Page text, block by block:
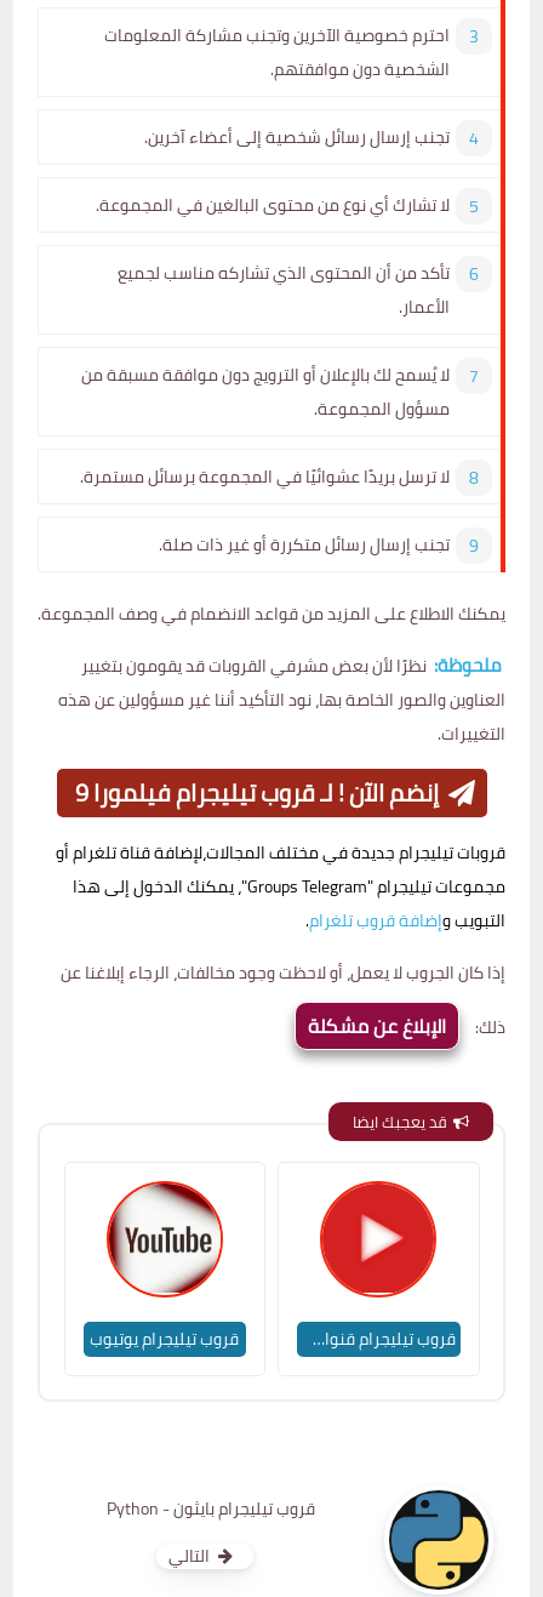
احترم خصوصية الآخرين وتجنب مشاركة المعلومات
الشخصية دون موافقتهم.
تجنب إرسال رسائل شخصية إلى أعضاء آخرين.
لا تشارك أي نوع من محتوى البالغين في المجموعة.
تأكد من أن المحتوى الذي تشاركه مناسب لجميع
الأعمار.
لا يُسمح لك بالإعلان أو الترويج دون موافقة مسبقة من
مسؤول المجموعة.
لا ترسل بريدًا عشوائيًا في المجموعة برسائل مستمرة.
تجنب إرسال رسائل متكررة أو غير ذات صلة.
يمكنك الاطلاع على المزيد من قواعد الانضمام في وصف المجموعة.
ملحوظة: نظرًا لأن بعض مشرفي القروبات قد يقومون بتغيير
العناوين والصور الخاصة بها، نود التأكيد أننا غير مسؤولين عن هذه
التغييرات.
إنضم الآن ! لـ قروب تيليجرام فيلمورا 9
قروبات تيليجرام جديدة في مختلف المجالات،لإضافة قناة تلغرام أو
مجموعات تيليجرام "Groups Telegram"، يمكنك الدخول إلى هذا
التبويب وإضافة قروب تلغرام.
إذا كان الجروب لا يعمل، أو لاحظت وجود مخالفات، الرجاء إبلاغنا عن
ذلك:
الإبلاغ عن مشكلة
قد يعجبك ايضا
قروب تيليجرام قنوات يوتيوب قروب تيليجرام يوتيوب
قروب تيليجرام بايثون - Python
التالي